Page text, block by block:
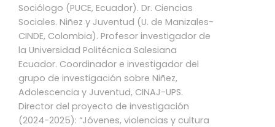
Sociólogo (PUCE, Ecuador). Dr. Ciencias
Sociales. Niñez y Juventud (U. de Manizales-
CINDE, Colombia). Profesor investigador de
la Universidad Politécnica Salesiana
Ecuador. Coordinador e investigador del
grupo de investigación sobre Niñez,
Adolescencia y Juventud, CINAJ-UPS.
Director del proyecto de investigación
(2024-2025): “Jóvenes, violencias y cultura